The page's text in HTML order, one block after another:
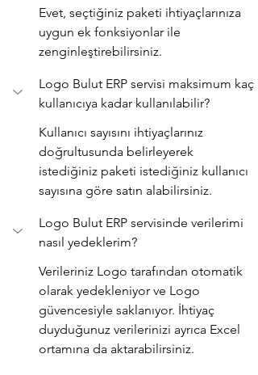
Evet, seçtiğiniz paketi ihtiyaçlarınıza
uygun ek fonksiyonlar ile
zenginleştirebilirsiniz.
Logo Bulut ERP servisi maksimum kaç
kullanıcıya kadar kullanılabilir?
Kullanıcı sayısını ihtiyaçlarınız
doğrultusunda belirleyerek
istediğiniz paketi istediğiniz kullanıcı
sayısına göre satın alabilirsiniz.
Logo Bulut ERP servisinde verilerimi
nasıl yedeklerim?
Verileriniz Logo tarafından otomatik
olarak yedekleniyor ve Logo
güvencesiyle saklanıyor. İhtiyaç
duyduğunuz verilerinizi ayrıca Excel
ortamına da aktarabilirsiniz.